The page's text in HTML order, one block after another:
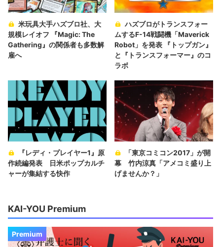
米玩具大手ハズブロ社、大
規模レイオフ 『Magic: The
Gathering』の関係者も多数解
雇へ
ハズブロがトランスフォー
ムするF-14戦闘機「Maverick
Robot」を発表 『トップガン』
と『トランスフォーマー』のコ
ラボ
『レディ・プレイヤー1』原
作続編発表 日米ポップカルチ
ャーが集結する快作
「東京コミコン2017」が開
幕 竹内涼真「アメコミ盛り上
げませんか？」
KAI-YOU Premium
Premium